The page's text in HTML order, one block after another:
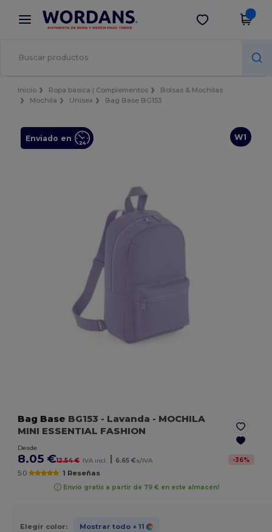
× App de Wordans
¡Mejores precios en app!
Descargar app
Inicio Ropa básica | Complementos
Bolsas & Mochilas
Mochila
Unisex Bag Base BG153
W1
Enviado en
Bag Base BG153 - Lavanda - MOCHILA
MINI ESSENTIAL FASHION
Desde
8.05 €12.54 € IVA incl. 6.65 €s/IVA -36%
5.0 1 Reseñas
Envío gratis a partir de 79 € en este almacén!
Elegir color: Mostrar todo + 11